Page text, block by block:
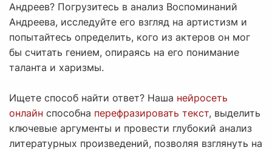
Андреев? Погрузитесь в анализ Воспоминаний
Андреева, исследуйте его взгляд на артистизм и
попытайтесь определить, кого из актеров он мог
бы считать гением, опираясь на его понимание
таланта и харизмы.
Ищете способ найти ответ? Наша нейросеть
онлайн способна перефразировать текст, выделить
ключевые аргументы и провести глубокий анализ
литературных произведений, позволяя взглянуть на